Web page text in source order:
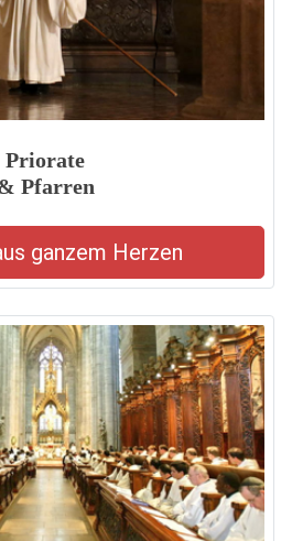
Priorate
Pfarren
ganzem Herzen